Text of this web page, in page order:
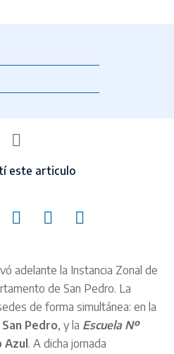
este articulo
adelante la Instancia Zonal de
de San Pedro. La
de forma simultánea: en la
San Pedro, y la Escuela Nº
Azul . A dicha jornada